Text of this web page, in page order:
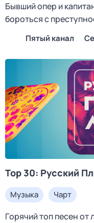
Бывший опер и
бороться с
Пятый канал
Top 30: Русский
Музыка Чарт
Горячий топ песен